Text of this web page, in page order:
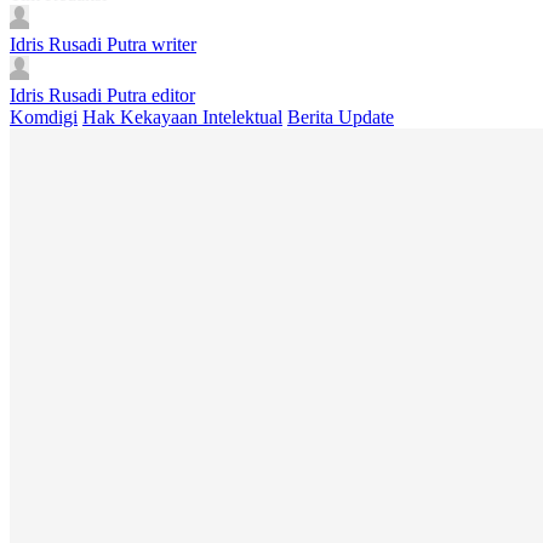
Idris Rusadi Putra writer
Idris Rusadi Putra editor
Komdigi Hak Kekayaan Intelektual Berita Update